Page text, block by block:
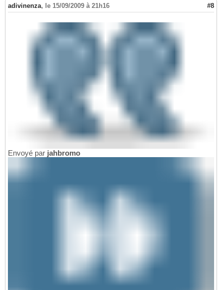
adivinenza, le 15/09/2009 à 21h16 #8
Envoyé par jahbromo